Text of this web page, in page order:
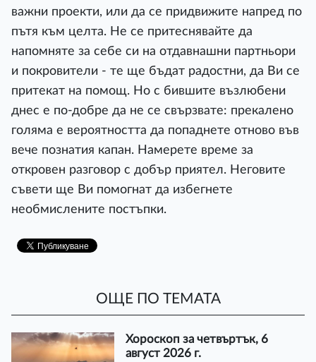
важни проекти, или да се придвижите напред по
пътя към целта. Не се притеснявайте да
напомняте за себе си на отдавнашни партньори
и покровители - те ще бъдат радостни, да Ви се
притекат на помощ. Но с бившите възлюбени
днес е по-добре да не се свързвате: прекалено
голяма е вероятността да попаднете отново във
вече познатия капан. Намерете време за
откровен разговор с добър приятел. Неговите
съвети ще Ви помогнат да избегнете
необмислените постъпки.
ОЩЕ ПО ТЕМАТА
Хороскоп за четвъртък, 6
август 2026 г.